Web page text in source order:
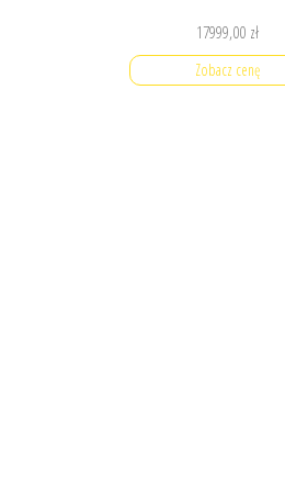
17999,00 zł
Zobacz cenę